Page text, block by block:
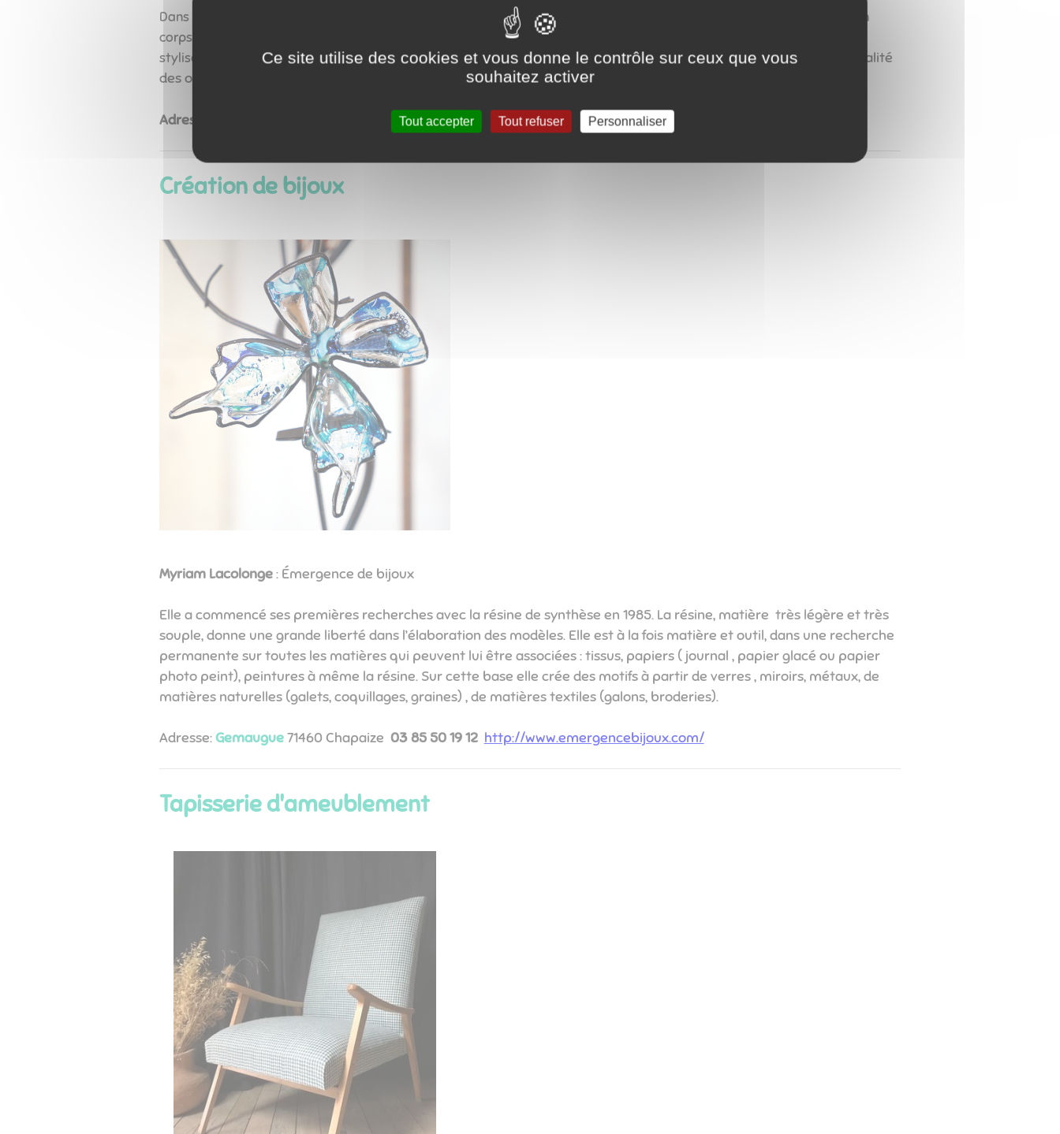
Dans
la sculpture actuelle, elle fait entendre une voix singulière. Pour elle, le volume passe par la forme d'un
corps humain ou d'un corps animal :
grenouille, rhinocéros, ours, cheval, chat... Elle crée des œuvres narratives en figures
stylisées.
Nous nous trouvons devant un monde à la fois étrange et familier.On admire la matière sculpturale et la qualité
des oxydes bleus. Monique est une virtuose du modelage en terre, une artiste du visage.
Adresse Bessuge71460 Chapaize03 85 50 19 49https://www.degluaire.fr/
Création de bijoux
Myriam Lacolonge: Émergence de bijoux
Elle a commencé ses premières recherches avec la résine de synthèse en 1985. La résine, matière très légère et très
souple, donne une grande liberté dans l’élaboration des modèles. Elle est à la fois matière et outil, dans une recherche
permanente sur toutes les matières qui peuvent lui être associées : tissus, papiers ( journal , papier glacé ou papier
photo peint), peintures à même la résine. Sur cette base elle crée des motifs à partir de verres , miroirs, métaux, de
matières naturelles (galets, coquillages, graines) , de matières textiles (galons, broderies).​​​​​​​
Adresse:Gemaugue71460 Chapaize 03 85 50 19 12 http://www.emergencebijoux.com/
Tapisserie d'ameublement
Ce site utilise des cookies et vous donne le contrôle sur ceux que vous
souhaitez activer
Tout accepter Tout refuser Personnaliser